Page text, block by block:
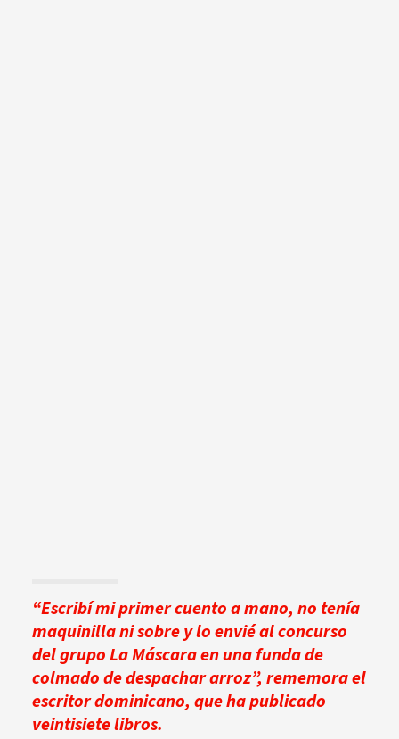
“Escribí mi primer cuento a mano, no tenía
maquinilla ni sobre y lo envié al concurso
del grupo La Máscara en una funda de
colmado de despachar arroz”, rememora el
escritor dominicano, que ha publicado
veintisiete libros.